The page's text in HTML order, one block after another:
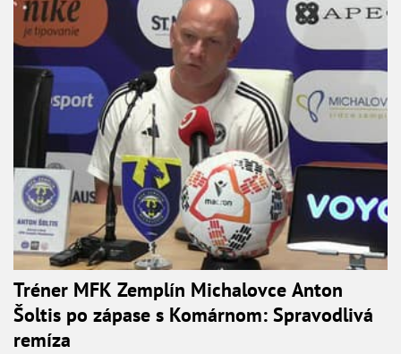
Tréner MFK Zemplín Michalovce Anton
Šoltis po zápase s Komárnom: Spravodlivá
remíza